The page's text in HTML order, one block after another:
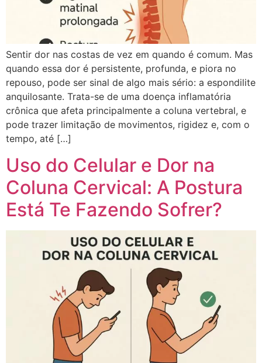
Sentir dor nas costas de vez em quando é comum. Mas
quando essa dor é persistente, profunda, e piora no
repouso, pode ser sinal de algo mais sério: a espondilite
anquilosante. Trata-se de uma doença inflamatória
crônica que afeta principalmente a coluna vertebral, e
pode trazer limitação de movimentos, rigidez e, com o
tempo, até […]
Uso do Celular e Dor na
Coluna Cervical: A Postura
Está Te Fazendo Sofrer?